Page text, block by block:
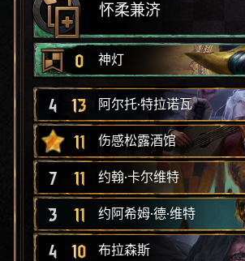
怀柔兼济
0 神灯
4 13 阿尔托·特拉诺瓦
11 伤感松露酒馆
7 11 约翰·卡尔维特
3 11 约阿希姆·德·维特
4 10 布拉森斯